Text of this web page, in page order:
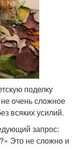
поделку
очень сложное
всяких усилий.
запрос:
Это не сложно и